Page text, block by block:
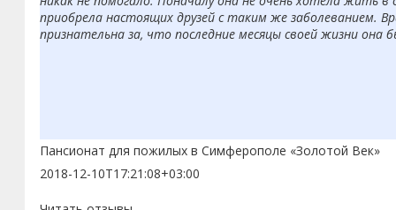
приобрела настоящих друзей с таким же заболеванием.
признательна за, что последние месяцы своей жизни
Пансионат для пожилых в Симферополе «Золотой Век»
2018-12-10T17:21:08+03:00